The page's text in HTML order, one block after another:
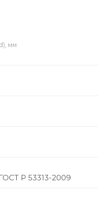
мм
Р 53313-2009